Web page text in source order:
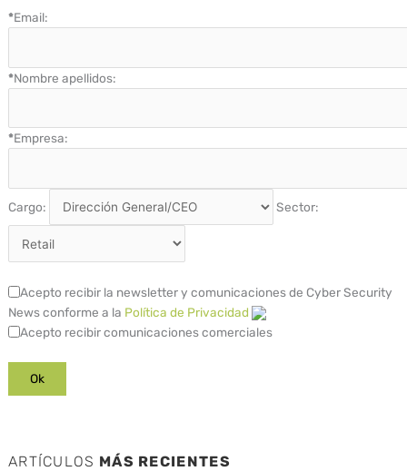
*Email:
*Nombre apellidos:
*Empresa:
Cargo: Sector:
Acepto recibir la newsletter y comunicaciones de Cyber Security
News conforme a la Política de Privacidad
Acepto recibir comunicaciones comerciales
ARTÍCULOS MÁS RECIENTES